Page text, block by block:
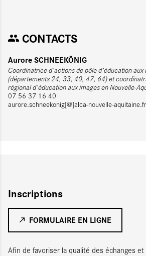
CONTACTS
Aurore SCHNEEKÖNIG
Coordinatrice d’actions de pôle d’éducation aux
(départements 24, 33, 40, 47, 64) et
régional d’éducation aux images en Nouvelle-
07 56 37 16 40
aurore.schneekonig[@]alca-nouvelle-aquitaine.fr
Inscriptions
FORMULAIRE EN LIGNE
Afin de favoriser la qualité des échanges